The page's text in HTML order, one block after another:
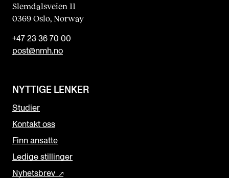
Slemdalsveien 11
0369 Oslo, Norway
+47 23 36 70 00
post@nmh.no
NYTTIGE LENKER
Studier
Kontakt oss
Finn ansatte
Ledige stillinger
Nyhetsbrev